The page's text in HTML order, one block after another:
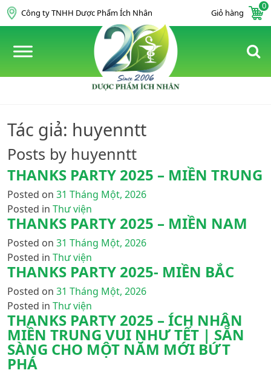
Skip to content
Công ty TNHH Dược Phẩm Ích Nhân Giỏ hàng
0
Tác giả: huyenntt
Posts by huyenntt
THANKS PARTY 2025 – MIỀN TRUNG
Posted on 31 Tháng Một, 2026
Posted in Thư viện
THANKS PARTY 2025 – MIỀN NAM
Posted on 31 Tháng Một, 2026
Posted in Thư viện
THANKS PARTY 2025- MIỀN BẮC
Posted on 31 Tháng Một, 2026
Posted in Thư viện
THANKS PARTY 2025 – ÍCH NHÂN
MIỀN TRUNG VUI NHƯ TẾT | SẴN
SÀNG CHO MỘT NĂM MỚI BỨT
PHÁ